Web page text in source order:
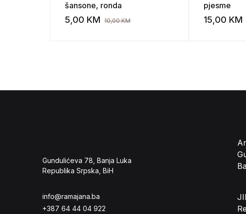
šansone, ronda
5,00 KM 10,00KM Add to wishlist
pjesme
15,00 KM
Gundulićeva 78, Banja Luka
Republika Srpska, BiH
info@ramajana.ba
+387 64 44 04 922